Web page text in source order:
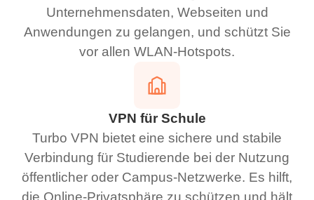
Unternehmensdaten, Webseiten und
Anwendungen zu gelangen, und schützt Sie
vor allen WLAN-Hotspots.
VPN für Schule
Turbo VPN bietet eine sichere und stabile
Verbindung für Studierende bei der Nutzung
öffentlicher oder Campus-Netzwerke. Es hilft,
die Online-Privatsphäre zu schützen und hält